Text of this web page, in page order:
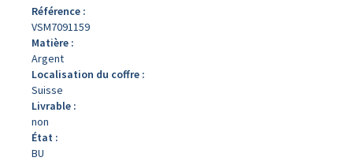
Référence :
VSM7091159
Matière :
Argent
Localisation du coffre :
Suisse
Livrable :
non
État :
BU